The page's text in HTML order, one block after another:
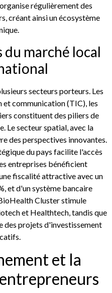
régulièrement des
créant ainsi un écosystème
marché local
secteurs porteurs. Les
communication (TIC), les
constituent des piliers de
Le secteur spatial, avec la
des perspectives innovantes.
du pays facilite l'accès
entreprises bénéficient
fiscalité attractive avec un
et d'un système bancaire
Cluster stimule
et Healthtech, tandis que
des projets d'investissement
et la